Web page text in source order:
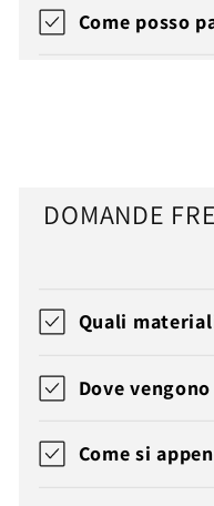
Come posso
DOMANDE
Quali
Dove
Come si